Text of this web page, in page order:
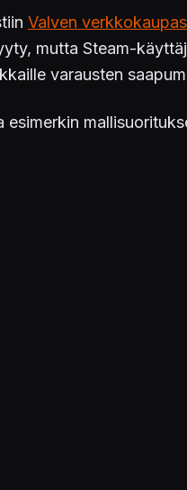
Valven
mutta Steam-
varausten